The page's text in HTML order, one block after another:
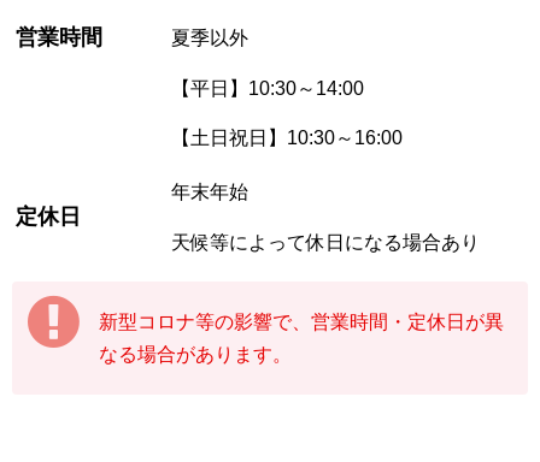
営業時間 夏季以外
【平日】10:30～14:00
【土日祝日】10:30～16:00
定休日
年末年始
天候等によって休日になる場合あり
新型コロナ等の影響で、営業時間・定休日が異
なる場合があります。